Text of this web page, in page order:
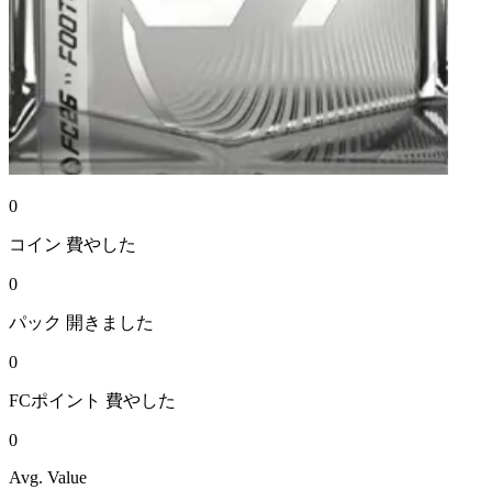
0
コイン 費やした
0
パック 開きました
0
FCポイント 費やした
0
Avg. Value